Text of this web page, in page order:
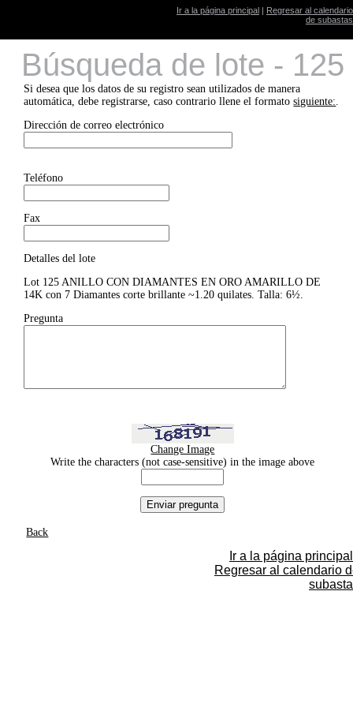
Ir a la página principal | Regresar al calendario
de subastas
Búsqueda de lote - 125
Si desea que los datos de su registro sean utilizados de manera
automática, debe registrarse, caso contrario llene el formatosiguiente:.
Dirección de correo electrónico
Teléfono
Fax
Detalles del lote
Lot 125 ANILLO CON DIAMANTES EN ORO AMARILLO DE
14K con 7 Diamantes corte brillante ~1.20 quilates. Talla: 6½.
Pregunta
Change Image
Write the characters (not case-sensitive) in the image above
Back
Ir a la página principal
Regresar al calendario